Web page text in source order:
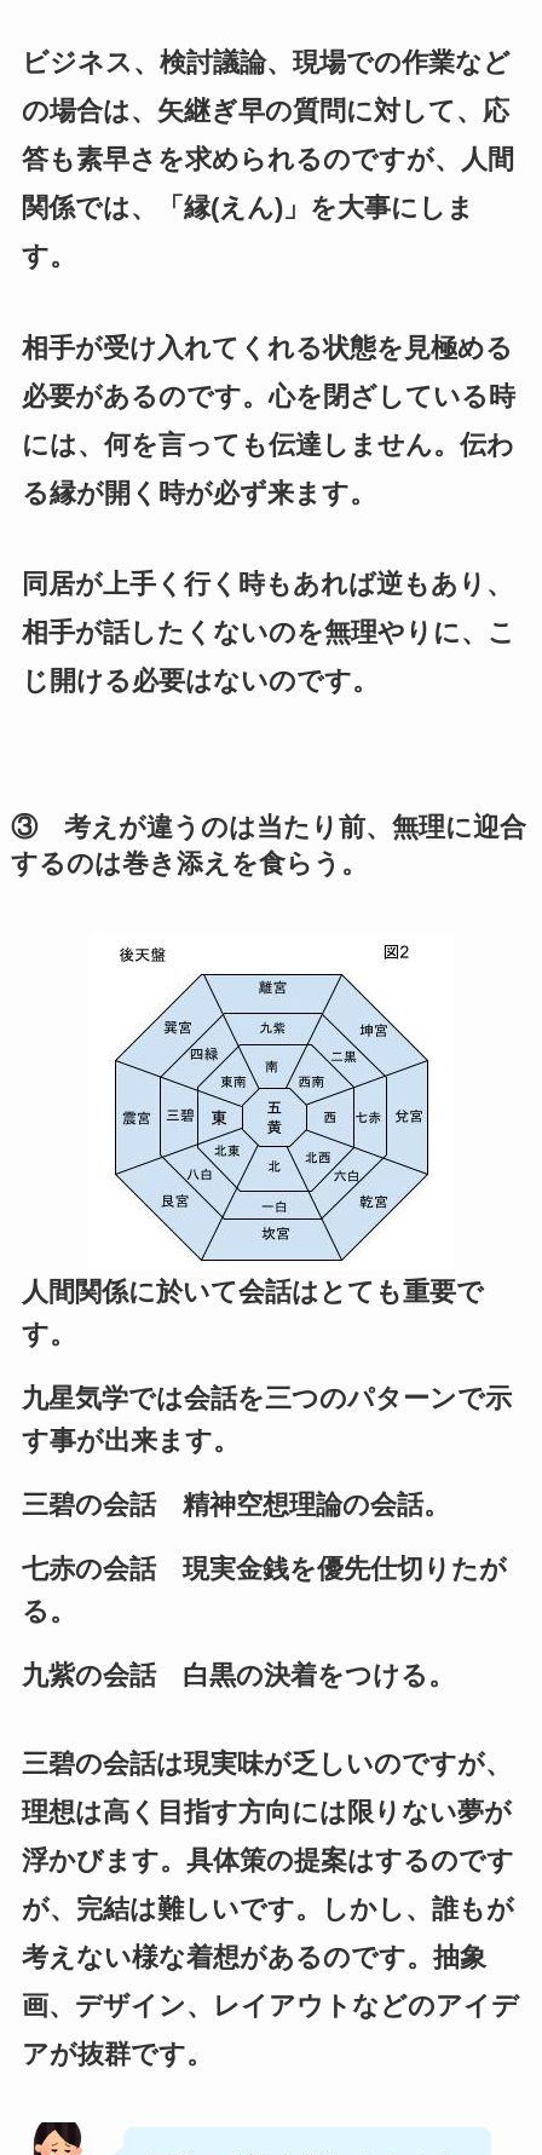
ビジネス、検討議論、現場での作業など
の場合は、矢継ぎ早の質問に対して、応
答も素早さを求められるのですが、人間
関係では、「縁(えん)」を大事にしま
す。
相手が受け入れてくれる状態を見極める
必要があるのです。心を閉ざしている時
には、何を言っても伝達しません。伝わ
る縁が開く時が必ず来ます。
同居が上手く行く時もあれば逆もあり、
相手が話したくないのを無理やりに、こ
じ開ける必要はないのです。
③ 考えが違うのは当たり前、無理に迎合
するのは巻き添えを食らう。
人間関係に於いて会話はとても重要で
す。
九星気学では会話を三つのパターンで示
す事が出来ます。
三碧の会話 精神空想理論の会話。
七赤の会話 現実金銭を優先仕切りたが
る。
九紫の会話 白黒の決着をつける。
三碧の会話は現実味が乏しいのですが、
理想は高く目指す方向には限りない夢が
浮かびます。具体策の提案はするのです
が、完結は難しいです。しかし、誰もが
考えない様な着想があるのです。抽象
画、デザイン、レイアウトなどのアイデ
アが抜群です。